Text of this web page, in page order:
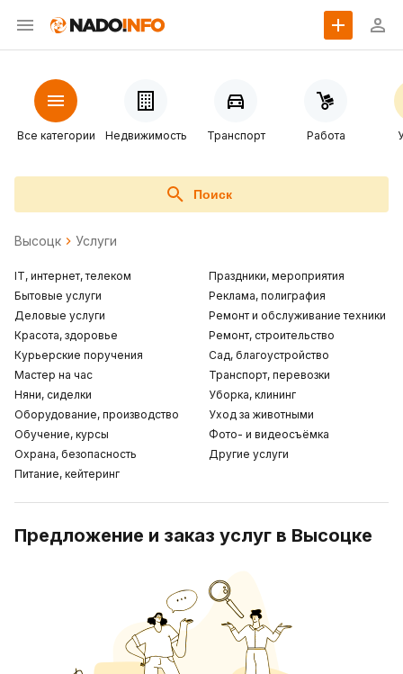
Все категории Недвижимость Транспорт Работа
Поиск
Высоцк Услуги
IT, интернет, телеком
Бытовые услуги
Деловые услуги
Красота, здоровье
Курьерские поручения
Мастер на час
Няни, сиделки
Оборудование, производство
Обучение, курсы
Охрана, безопасность
Питание, кейтеринг
Праздники, мероприятия
Реклама, полиграфия
Ремонт и обслуживание техники
Ремонт, строительство
Сад, благоустройство
Транспорт, перевозки
Уборка, клининг
Уход за животными
Фото- и видеосъёмка
Другие услуги
Предложение и заказ услуг в Высоцке